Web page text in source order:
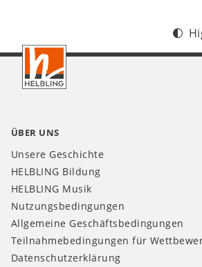
Footer
CH
ÜBER UNS
Unsere Geschichte
HELBLING Bildung
HELBLING Musik
Nutzungsbedingungen
Allgemeine Geschäftsbedingungen
Teilnahmebedingungen für
Datenschutzerklärung